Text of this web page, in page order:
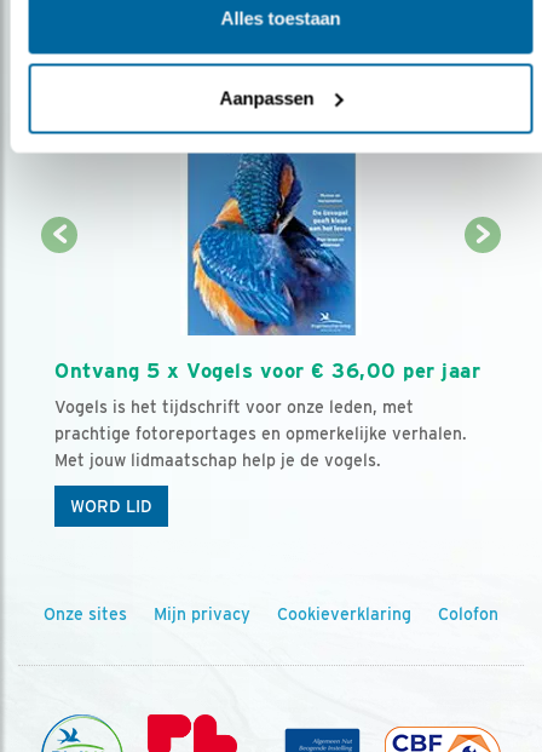
Alles toestaan
Aanpassen
Ontvang 5 x Vogels voor € 36,00 per jaar
Vogels is het tijdschrift voor onze leden, met
prachtige fotoreportages en opmerkelijke verhalen.
Met jouw lidmaatschap help je de vogels.
WORD LID
Onze sites Mijn privacy Cookieverklaring Colofon